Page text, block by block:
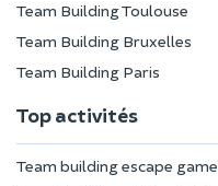
Team Building Toulouse
Team Building Bruxelles
Team Building Paris
Top activités
Team building escape game